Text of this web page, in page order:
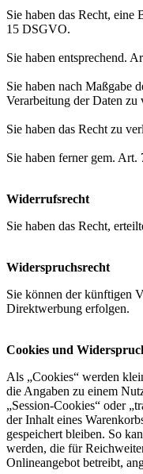
Sie haben das Recht,
15 DSGVO.
Sie haben entsprechend.
Sie haben nach Maßgabe
Verarbeitung der Daten zu
Sie haben das Recht zu
Sie haben ferner gem.
Widerrufsrecht
Sie haben das Recht,
Widerspruchsrecht
Sie können der künftigen
Direktwerbung erfolgen.
Cookies und
Als „Cookies“ werden
die Angaben zu einem
„Session-Cookies“ oder
der Inhalt eines
gespeichert bleiben. So
werden, die für
Onlineangebot betreibt,